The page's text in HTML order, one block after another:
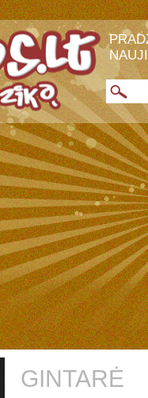
GINTARĖ